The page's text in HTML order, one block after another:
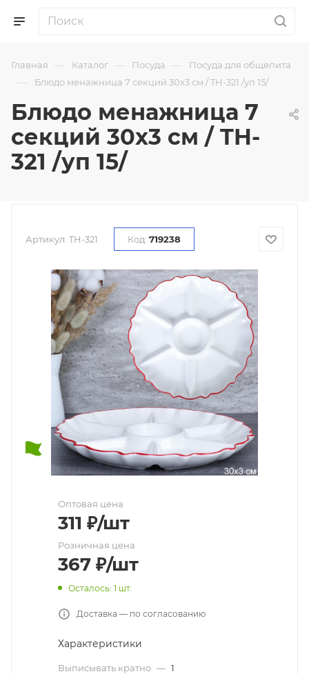
Главная — Каталог — Посуда — Посуда для общепита
— Блюдо менажница 7 секций 30х3 см / TH-321 /уп 15/
Блюдо менажница 7
секций 30х3 см / TH-
321 /уп 15/
Артикул: TH-321 Код: 719238
Оптовая цена
311 ₽/шт
Розничная цена
367 ₽/шт
Осталось: 1 шт.
Доставка — по согласованию
Характеристики
Выписывать кратно — 1